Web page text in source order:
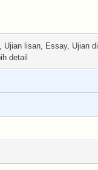
Ujian lisan, Essay, Ujian di
detail